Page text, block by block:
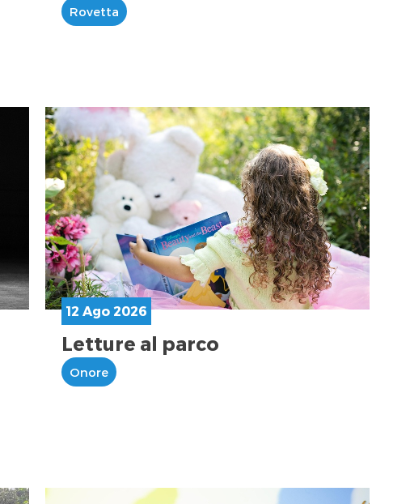
Rovetta
12 Ago 2026
Letture al parco
Onore